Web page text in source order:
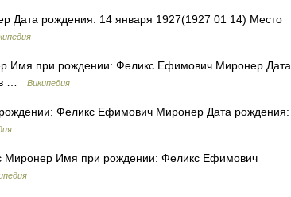
Дата рождения: 14 января 1927(1927 01 14) Место
Имя при рождении: Феликс Ефимович Миронер Дата
…
Википедия
Феликс Ефимович Миронер Дата рождения:
Имя при рождении: Феликс Ефимович